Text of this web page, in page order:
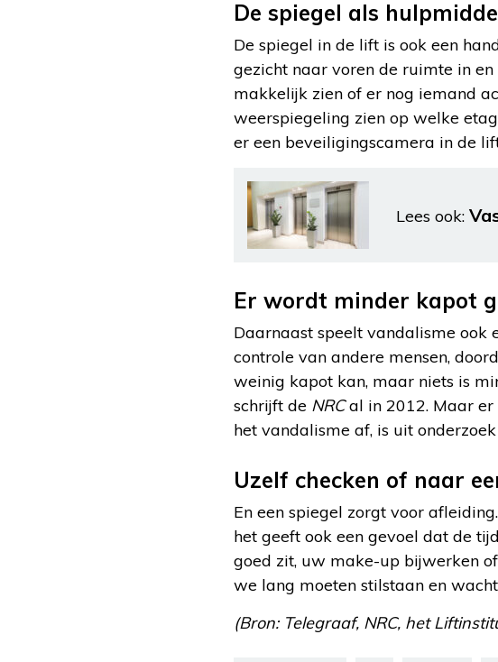
De spiegel als
De spiegel in de lift is ook een
gezicht naar voren de ruimte in
makkelijk zien of er nog iemand
weerspiegeling zien op welke
er een beveiligingscamera in de
Lees ook:
Er wordt minder kapot
Daarnaast speelt vandalisme ook
controle van andere mensen,
weinig kapot kan, maar niets is
schrijft de NRCal in 2012. Maar er
het vandalisme af, is uit
Uzelf checken of naar
En een spiegel zorgt voor
het geeft ook een gevoel dat de
goed zit, uw make-up bijwerken
we lang moeten stilstaan en
(Bron: Telegraaf, NRC, het